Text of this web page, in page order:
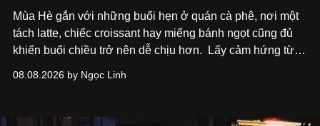
Mùa Hè gắn với những buổi hẹn ở quán cà phê, nơi một
tách latte, chiếc croissant hay miếng bánh ngọt cũng đủ
khiến buổi chiều trở nên dễ chịu hơn.
Lấy cảm hứng từ
sử dụng bảng màu nâu sữa, kem, trắng ngà cùng những
quán cà phê. Dưới đây là những mẫu nail được yêu thích
08.08.2026 by Ngọc Linh